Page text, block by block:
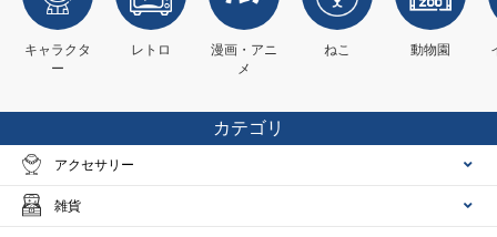
キャラクタ
ー
レトロ
漫画・アニ
メ
ねこ 動物園
カテゴリ
アクセサリー
雑貨